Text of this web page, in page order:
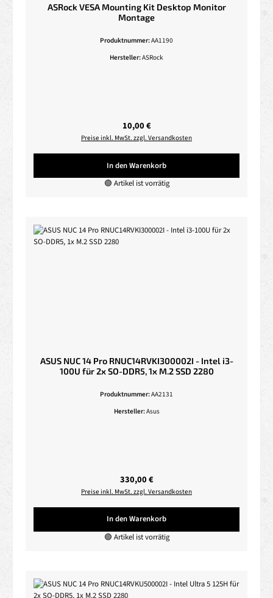
ASRock VESA Mounting Kit Desktop Monitor
Montage
Produktnummer:AA1190
Hersteller:ASRock
Regulärer Preis:
10,00 €
Preise inkl. MwSt. zzgl. Versandkosten
In den Warenkorb
🟢 Artikel ist vorrätig
ASUS NUC 14 Pro RNUC14RVKI300002I - Intel i3-
100U für 2x SO-DDR5, 1x M.2 SSD 2280
Produktnummer:AA2131
Hersteller:Asus
Regulärer Preis:
330,00 €
Preise inkl. MwSt. zzgl. Versandkosten
In den Warenkorb
🟢 Artikel ist vorrätig